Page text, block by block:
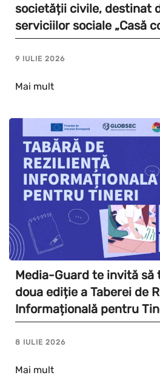
societății civile, destinat
serviciilor sociale „Casă
9 IULIE 2026
Mai mult
Media-Guard te invită să
doua ediție a Taberei de
Informațională pentru
8 IULIE 2026
Mai mult